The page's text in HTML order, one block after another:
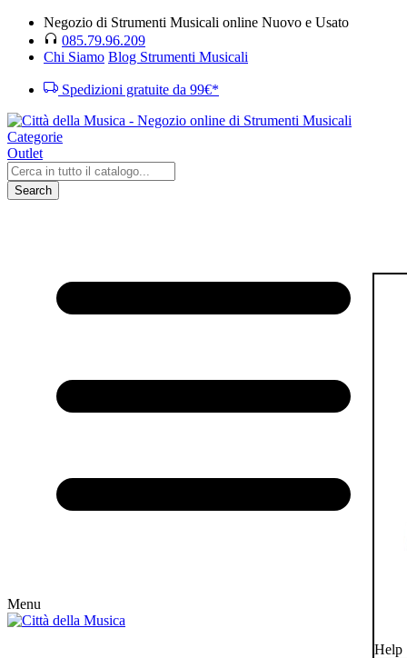
Negozio di Strumenti Musicali online Nuovo e Usato
085.79.96.209
Chi Siamo Blog Strumenti Musicali
Spedizioni gratuite da 99€*
Categorie
Outlet
Search
Menu
Help